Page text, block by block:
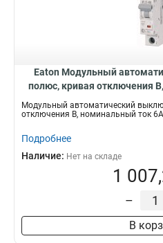
Eaton Модульный
полюс, кривая отключения
Модульный автоматический
отключения B, номинальный ток 6А
Подробнее
Наличие: Нет на складе
1
–
В